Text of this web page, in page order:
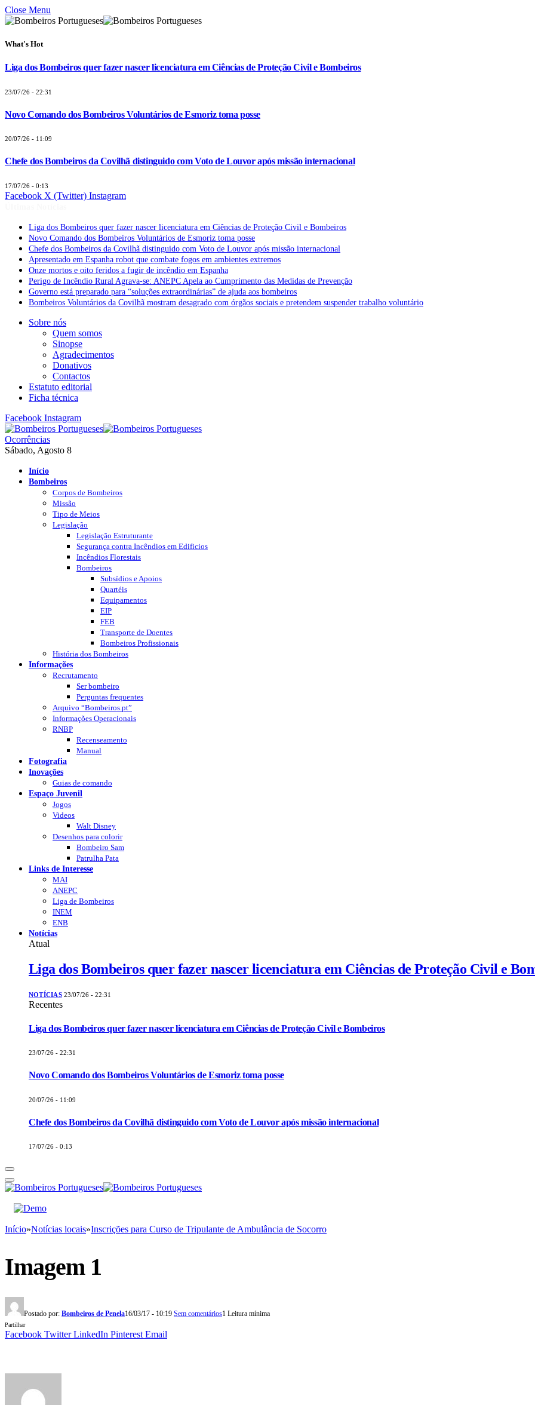
Close Menu
What's Hot
Liga dos Bombeiros quer fazer nascer licenciatura em Ciências de Proteção Civil e Bombeiros
23/07/26 - 22:31
Novo Comando dos Bombeiros Voluntários de Esmoriz toma posse
20/07/26 - 11:09
Chefe dos Bombeiros da Covilhã distinguido com Voto de Louvor após missão internacional
17/07/26 - 0:13
Facebook X (Twitter) Instagram
Liga dos Bombeiros quer fazer nascer licenciatura em Ciências de Proteção Civil e Bombeiros
Novo Comando dos Bombeiros Voluntários de Esmoriz toma posse
Chefe dos Bombeiros da Covilhã distinguido com Voto de Louvor após missão internacional
Apresentado em Espanha robot que combate fogos em ambientes extremos
Onze mortos e oito feridos a fugir de incêndio em Espanha
Perigo de Incêndio Rural Agrava-se: ANEPC Apela ao Cumprimento das Medidas de Prevenção
Governo está preparado para “soluções extraordinárias” de ajuda aos bombeiros
Bombeiros Voluntários da Covilhã mostram desagrado com órgãos sociais e pretendem suspender trabalho voluntário
Sobre nós
Quem somos
Sinopse
Agradecimentos
Donativos
Contactos
Estatuto editorial
Ficha técnica
Facebook Instagram
Ocorrências
Sábado, Agosto 8
Início
Bombeiros
Corpos de Bombeiros
Missão
Tipo de Meios
Legislação
Legislação Estruturante
Segurança contra Incêndios em Edificios
Incêndios Florestais
Bombeiros
Subsídios e Apoios
Quartéis
Equipamentos
EIP
FEB
Transporte de Doentes
Bombeiros Profissionais
História dos Bombeiros
Informações
Recrutamento
Ser bombeiro
Perguntas frequentes
Arquivo “Bombeiros.pt”
Informações Operacionais
RNBP
Recenseamento
Manual
Fotografia
Inovações
Guias de comando
Espaço Juvenil
Jogos
Videos
Walt Disney
Desenhos para colorir
Bombeiro Sam
Patrulha Pata
Links de Interesse
MAI
ANEPC
Liga de Bombeiros
INEM
ENB
Notícias
Atual
Liga dos Bombeiros quer fazer nascer licenciatura em Ciências de Proteção Civil e
NOTÍCIAS 23/07/26 - 22:31
Recentes
Liga dos Bombeiros quer fazer nascer licenciatura em Ciências de Proteção Civil e Bombeiros
23/07/26 - 22:31
Novo Comando dos Bombeiros Voluntários de Esmoriz toma posse
20/07/26 - 11:09
Chefe dos Bombeiros da Covilhã distinguido com Voto de Louvor após missão internacional
17/07/26 - 0:13
Início»Notícias locais»Inscrições para Curso de Tripulante de Ambulância de Socorro
Imagem 1
Postado por: Bombeiros de Penela16/03/17 - 10:19 Sem comentários1 Leitura mínima
Partilhar
Facebook Twitter LinkedIn Pinterest Email